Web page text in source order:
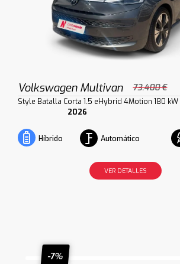
Volkswagen Multivan 73.400 €
Style Batalla Corta 1.5 eHybrid 4Motion 180 kW
2026
Híbrido Automático
VER DETALLES
-7%